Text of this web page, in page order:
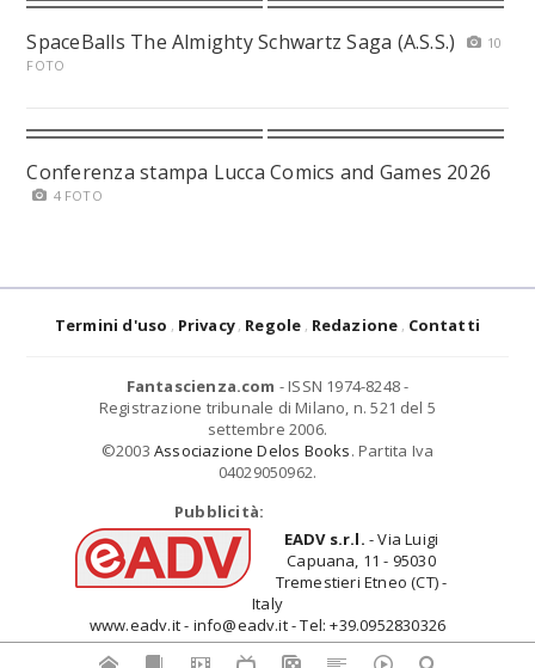
SpaceBalls The Almighty Schwartz Saga (A.S.S.)
10
FOTO
Conferenza stampa Lucca Comics and Games 2026
4 FOTO
Termini d'uso Privacy Regole Redazione Contatti
Fantascienza.com - ISSN 1974-8248 -
Registrazione tribunale di Milano, n. 521 del 5
settembre 2006.
©2003 Associazione Delos Books. Partita Iva
04029050962.
Pubblicità:
EADV s.r.l. - Via Luigi
Capuana, 11 - 95030
Tremestieri Etneo (CT) -
Italy
www.eadv.it - info@eadv.it - Tel: +39.0952830326